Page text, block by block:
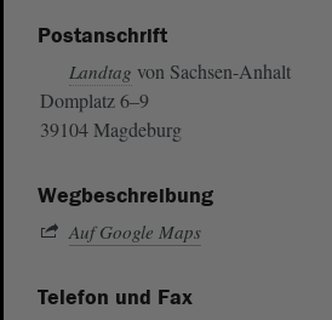
Postanschrift
Landtag von Sachsen-Anhalt
Domplatz 6–9
39104 Magdeburg
Wegbeschreibung
Auf Google Maps
Telefon und Fax